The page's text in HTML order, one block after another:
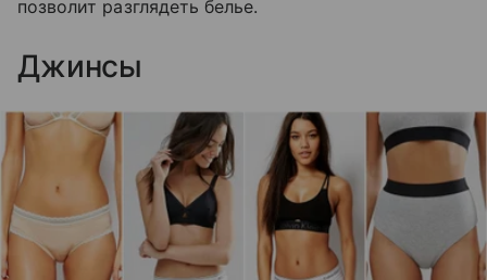
позволит разглядеть белье.
Джинсы